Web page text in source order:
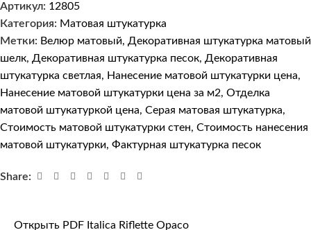
Артикул: 12805
Категория: Матовая штукатурка
Метки: Велюр матовый, Декоративная штукатурка матовый
шелк, Декоративная штукатурка песок, Декоративная
штукатурка светлая, Нанесение матовой штукатурки цена,
Нанесение матовой штукатурки цена за м2, Отделка
матовой штукатуркой цена, Серая матовая штукатурка,
Стоимость матовой штукатурки стен, Стоимость нанесения
матовой штукатурки, Фактурная штукатурка песок
Share:
Открыть PDF Italica Riflette Opaco